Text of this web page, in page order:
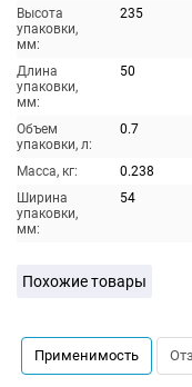
Высота
упаковки,
мм:
235
Длина
упаковки,
мм:
50
Объем
упаковки, л:
0.7
Масса, кг:
0.238
Ширина
упаковки,
мм:
54
Похожие товары
Применимость